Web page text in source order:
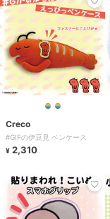
Creco
#GIFの伊豆見 ペンケース
¥ 2,310